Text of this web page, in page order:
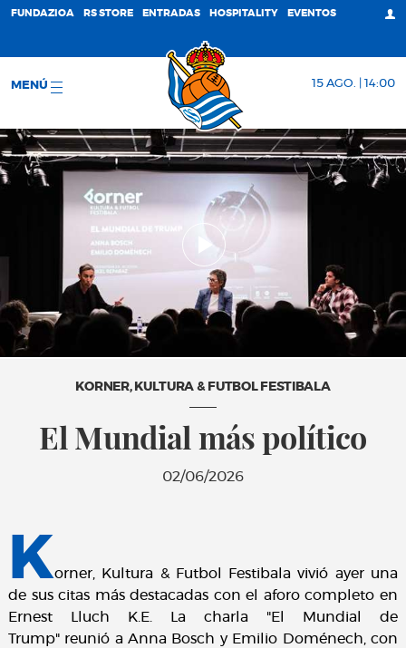
FUNDAZIOA RS STORE ENTRADAS HOSPITALITY EVENTOS
MENÚ 15 AGO. | 14:00
KORNER, KULTURA & FUTBOL FESTIBALA
El Mundial más político
02/06/2026
Korner, Kultura & Futbol Festibala vivió ayer una
de sus citas más destacadas con el aforo completo en
Ernest Lluch K.E. La charla "El Mundial de
Trump" reunió a Anna Bosch y Emilio Doménech, con